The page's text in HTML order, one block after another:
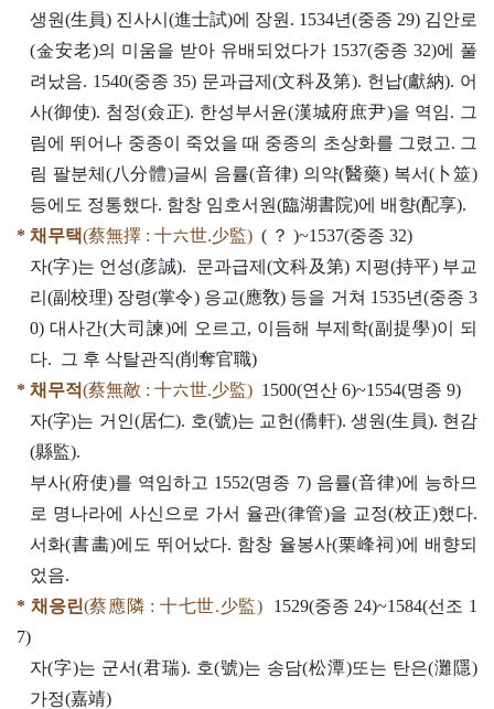
생원(生員) 진사시(進士試)에 장원. 1534년(중종 29) 김안로
(金安老)의 미움을 받아 유배되었다가 1537(중종 32)에 풀
려났음. 1540(중종 35) 문과급제(文科及第). 헌납(獻納). 어
사(御使). 첨정(僉正). 한성부서윤(漢城府庶尹)을 역임. 그
림에 뛰어나 중종이 죽었을 때 중종의 초상화를 그렸고. 그
림 팔분체(八分體)글씨 음률(音律) 의약(醫藥) 복서(卜筮)
등에도 정통했다. 함창 임호서원(臨湖書院)에 배향(配享).
* 채무택(蔡無擇 : 十六世.少監) ( ？ )~1537(중종 32)
자(字)는 언성(彦誠). 문과급제(文科及第) 지평(持平) 부교
리(副校理) 장령(掌令) 응교(應敎) 등을 거쳐 1535년(중종 3
0) 대사간(大司諫)에 오르고, 이듬해 부제학(副提學)이 되
다. 그 후 삭탈관직(削奪官職)
* 채무적(蔡無敵 : 十六世.少監) 1500(연산 6)~1554(명종 9)
자(字)는 거인(居仁). 호(號)는 교헌(僑軒). 생원(生員). 현감
(縣監).
부사(府使)를 역임하고 1552(명종 7) 음률(音律)에 능하므
로 명나라에 사신으로 가서 율관(律管)을 교정(校正)했다.
서화(書畵)에도 뛰어났다. 함창 율봉사(栗峰祠)에 배향되
었음.
* 채응린(蔡應隣 : 十七世.少監) 1529(중종 24)~1584(선조 1
7)
자(字)는 군서(君瑞). 호(號)는 송담(松潭)또는 탄은(灘隱)
가정(嘉靖)